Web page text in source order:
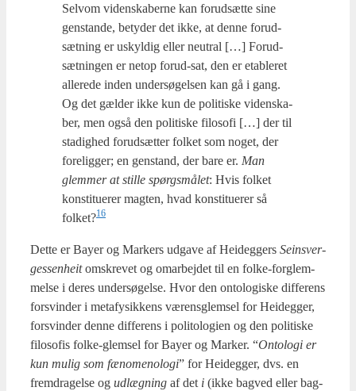
Selv­om viden­ska­ber­ne kan for­ud­sæt­te sine
gen­stan­de, bety­der det ikke, at den­ne for­ud­
sæt­ning er uskyl­dig eller neut­ral […] For­ud­
sæt­nin­gen er net­op for­ud-sat, den er etab­le­ret
alle­re­de inden under­sø­gel­sen kan gå i gang.
Og det gæl­der ikke kun de poli­ti­ske viden­ska­
ber, men også den poli­ti­ske filo­so­fi […] der til
sta­dig­hed for­ud­sæt­ter fol­ket som noget, der
fore­lig­ger; en gen­stand, der bare er. Man
glem­mer at stil­le spørgs­må­let: Hvis fol­ket
kon­sti­tu­e­rer mag­ten, hvad kon­sti­tu­e­rer så
folket?16
Det­te er Bay­er og Mar­kers udga­ve af Hei­deg­gers Seins­ver­
ge­s­sen­heitomskre­vet og omar­bej­det til en fol­ke-forg­lem­
mel­se i deres under­sø­gel­se. Hvor den onto­lo­gi­ske dif­fe­rens
for­svin­der i meta­fy­sik­kens værens­glem­sel for Hei­deg­ger,
for­svin­der den­ne dif­fe­rens i poli­to­lo­gi­en og den poli­ti­ske
filo­so­fis fol­ke-glem­sel for Bay­er og Mar­ker. “Onto­lo­gi er
kun mulig som fæno­meno­lo­gi” for Hei­deg­ger, dvs. en
frem­dra­gel­se og udlæg­ning af det i (ikke bag­ved eller bag­